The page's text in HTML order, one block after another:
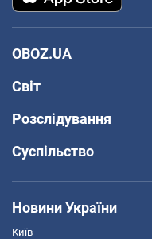
OBOZ.UA
Світ
Розслідування
Суспільство
Новини України
Київ